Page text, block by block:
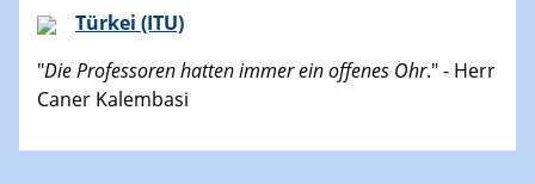
Türkei (ITU)
"Die Professoren hatten immer ein offenes Ohr." - Herr
Caner Kalembasi